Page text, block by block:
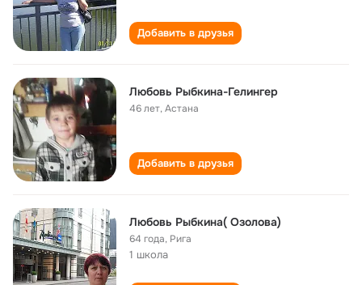
Добавить в друзья
Любовь Рыбкина-Гелингер
46 лет,Астана
Добавить в друзья
Любовь Рыбкина( Озолова)
64 года, Рига
1 школа